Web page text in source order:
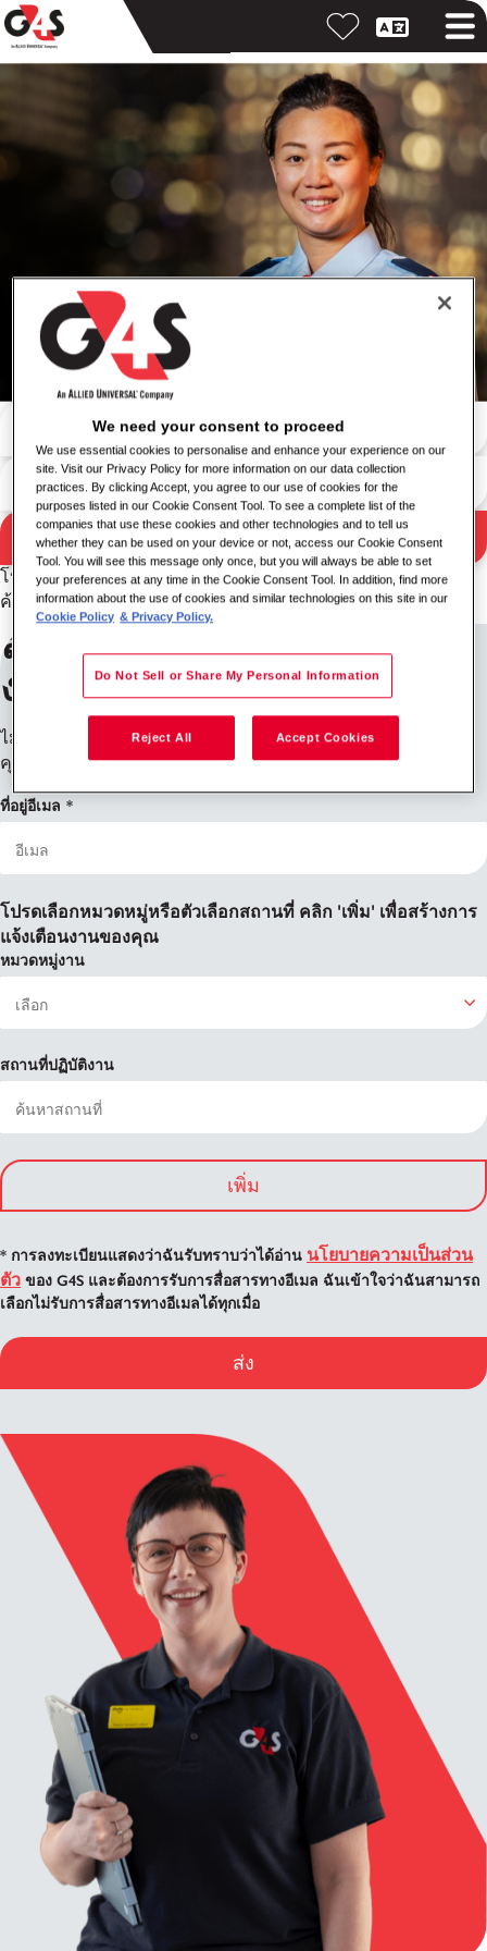
ผลการค้นหา
ค้นหาด้วยคำสำคัญ
ค้นหาตามสถานที่
ค้นหา
โปรดลองใช้คีย์เวิร์ด/สถานที่อื่นร่วมกัน หรือขยายเกณฑ์การ
ค้นหาของคุณ
ลงทะเบียนรับการแจ้งเตือน
งาน
ไม่พบสิ่งที่คุณกำลังมองหาใช่ไหม ลงทะเบียนแล้วเราจะแจ้งให้
คุณทราบเมื่อมีตำแหน่งงานว่าง
ที่อยู่อีเมล
โปรดเลือกหมวดหมู่หรือตัวเลือกสถานที่ คลิก 'เพิ่ม' เพื่อสร้างการ
แจ้งเตือนงานของคุณ
หมวดหมู่งาน
สถานที่ปฏิบัติงาน
เพิ่ม
* การลงทะเบียนแสดงว่าฉันรับทราบว่าได้อ่าน นโยบายความเป็นส่วน
ตัว ของ G4S และต้องการรับการสื่อสารทางอีเมล ฉันเข้าใจว่าฉันสามารถ
เลือกไม่รับการสื่อสารทางอีเมลได้ทุกเมื่อ
ส่ง
We need your consent to proceed
We use essential cookies to personalise and enhance your experience on our
site. Visit our Privacy Policy for more information on our data collection
practices. By clicking Accept, you agree to our use of cookies for the
purposes listed in our Cookie Consent Tool. To see a complete list of the
companies that use these cookies and other technologies and to tell us
whether they can be used on your device or not, access our Cookie Consent
Tool. You will see this message only once, but you will always be able to set
your preferences at any time in the Cookie Consent Tool. In addition, find more
information about the use of cookies and similar technologies on this site in our
Cookie Policy & Privacy Policy.
Do Not Sell or Share My Personal Information
Reject All Accept Cookies